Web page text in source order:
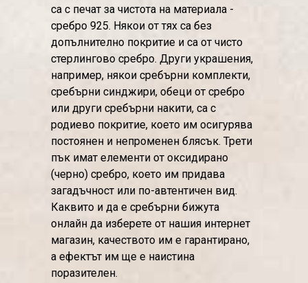
са с печат за чистота на материала -
сребро 925. Някои от тях са без
допълнително покритие и са от чисто
стерлингово сребро. Други украшения,
например, някои сребърни комплекти,
сребърни синджири, обеци от сребро
или други сребърни накити, са с
родиево покритие, което им осигурява
постоянен и непроменен блясък. Трети
пък имат елементи от оксидирано
(черно) сребро, което им придава
загадъчност или по-автентичен вид.
Каквито и да е сребърни бижута
онлайн да изберете от нашия интернет
магазин, качеството им е гарантирано,
а ефектът им ще е наистина
поразителен.